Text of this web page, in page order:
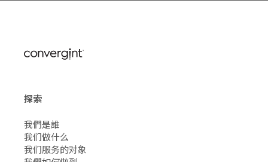
探索
我們是誰
我们做什么
我们服务的对象